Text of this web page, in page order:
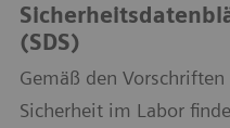
(SDS)
Gemäß den Vorschriften
Sicherheit im Labor